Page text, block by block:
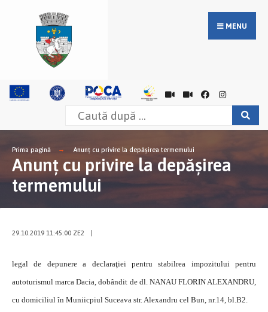
MENU
Prima pagină Anunţ cu privire la depăşirea termemului
Anunţ cu privire la depăşirea
termemului
29.10.2019 11:45:00 ZE2
legal de depunere a declaraţiei pentru stabilrea impozitului pentru
autoturismul marca Dacia, dobândit de dl. NANAU FLORIN ALEXANDRU,
cu domiciliul în Muniicpiul Suceava str. Alexandru cel Bun, nr.14, bl.B2.